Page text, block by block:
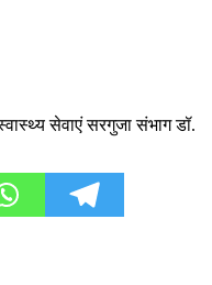
सेवाएं सरगुजा संभाग डॉ.